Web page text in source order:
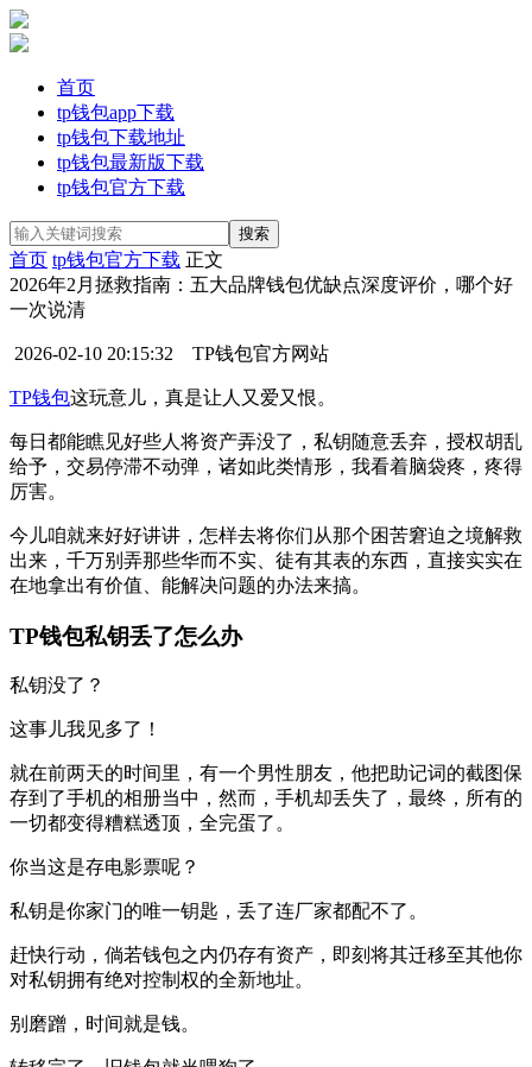
首页
tp钱包app下载
tp钱包下载地址
tp钱包最新版下载
tp钱包官方下载
首页 tp钱包官方下载 正文
2026年2月拯救指南：五大品牌钱包优缺点深度评价，哪个好
一次说清
2026-02-10 20:15:32 TP钱包官方网站
TP钱包这玩意儿，真是让人又爱又恨。
每日都能瞧见好些人将资产弄没了，私钥随意丢弃，授权胡乱
给予，交易停滞不动弹，诸如此类情形，我看着脑袋疼，疼得
厉害。
今儿咱就来好好讲讲，怎样去将你们从那个困苦窘迫之境解救
出来，千万别弄那些华而不实、徒有其表的东西，直接实实在
在地拿出有价值、能解决问题的办法来搞。
TP钱包私钥丢了怎么办
私钥没了？
这事儿我见多了！
就在前两天的时间里，有一个男性朋友，他把助记词的截图保
存到了手机的相册当中，然而，手机却丢失了，最终，所有的
一切都变得糟糕透顶，全完蛋了。
你当这是存电影票呢？
私钥是你家门的唯一钥匙，丢了连厂家都配不了。
赶快行动，倘若钱包之内仍存有资产，即刻将其迁移至其他你
对私钥拥有绝对控制权的全新地址。
别磨蹭，时间就是钱。